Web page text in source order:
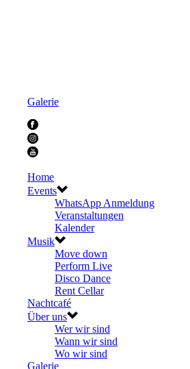
Galerie
Home
Events
WhatsApp Anmeldung
Veranstaltungen
Kalender
Musik
Move down
Perform Live
Disco Dance
Rent Cellar
Nachtcafé
Über uns
Wer wir sind
Wann wir sind
Wo wir sind
Galerie